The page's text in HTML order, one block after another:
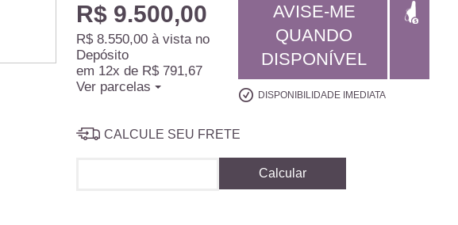
R$ 9.500,00
R$ 8.550,00 à vista no
Depósito
em 12x de R$ 791,67
Ver parcelas
AVISE-ME
QUANDO
DISPONÍVEL
DISPONIBILIDADE IMEDIATA
CALCULE SEU FRETE
Calcular